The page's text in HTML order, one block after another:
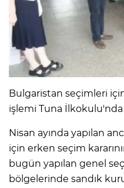
Bulgaristan seçimleri
işlemi Tuna İlkokulu'nda
Nisan ayında yapılan
için erken seçim
bugün yapılan genel
bölgelerinde sandık